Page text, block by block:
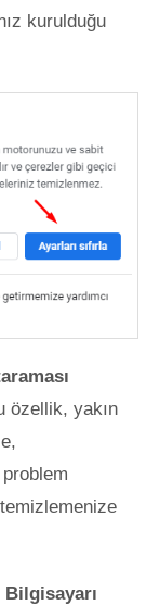
kurulduğu
özellik, yakın
problem
Bilgisayarı